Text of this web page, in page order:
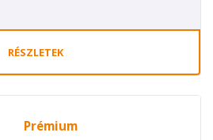
RÉSZLETEK
Prémium